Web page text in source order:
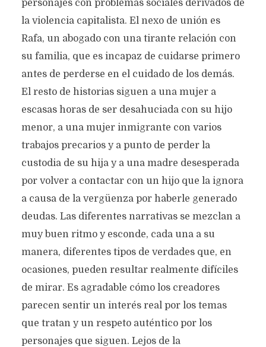
personajes con problemas sociales derivados de
la violencia capitalista. El nexo de unión es
Rafa, un abogado con una tirante relación con
su familia, que es incapaz de cuidarse primero
antes de perderse en el cuidado de los demás.
El resto de historias siguen a una mujer a
escasas horas de ser desahuciada con su hijo
menor, a una mujer inmigrante con varios
trabajos precarios y a punto de perder la
custodia de su hija y a una madre desesperada
por volver a contactar con un hijo que la ignora
a causa de la vergüenza por haberle generado
deudas. Las diferentes narrativas se mezclan a
muy buen ritmo y esconde, cada una a su
manera, diferentes tipos de verdades que, en
ocasiones, pueden resultar realmente difíciles
de mirar. Es agradable cómo los creadores
parecen sentir un interés real por los temas
que tratan y un respeto auténtico por los
personajes que siguen. Lejos de la